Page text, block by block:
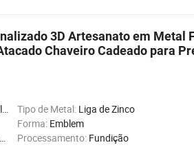
3D Artesanato em Metal
Chaveiro Cadeado para
Tipo de Metal: Liga de Zinco
Forma: Emblem
Processamento: Fundição